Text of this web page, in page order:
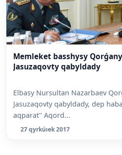
Memleket basshysy
Jasuzaqovty qabyldady
Elbasy Nursultan Nazarbaev
Jasuzaqovty qabyldady, dep
aqparat" Aqord...
27 qyrkúıek 2017